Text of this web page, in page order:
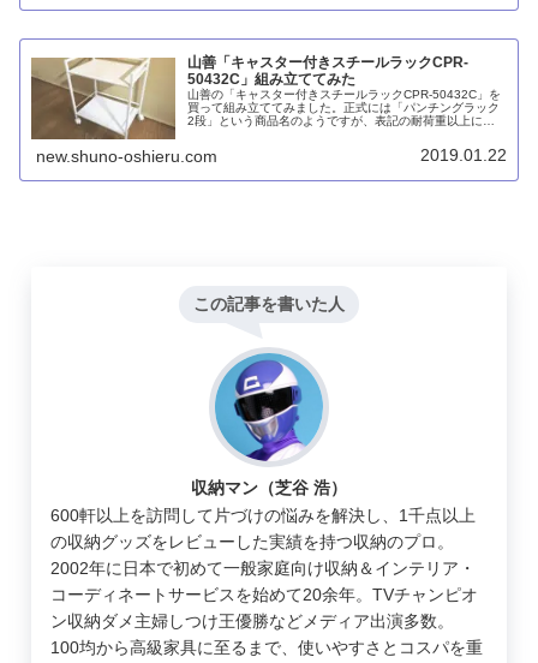
山善「キャスター付きスチールラックCPR-
50432C」組み立ててみた
山善の「キャスター付きスチールラックCPR-50432C」を
買って組み立ててみました。正式には「パンチングラック
2段」という商品名のようですが、表記の耐荷重以上にシ
new.shuno-oshieru.com 2019.01.22
この記事を書いた人
収納マン（芝谷 浩）
600軒以上を訪問して片づけの悩みを解決し、1千点以上
の収納グッズをレビューした実績を持つ収納のプロ。
2002年に日本で初めて一般家庭向け収納＆インテリア・
コーディネートサービスを始めて20余年。TVチャンピオ
ン収納ダメ主婦しつけ王優勝などメディア出演多数。
100均から高級家具に至るまで、使いやすさとコスパを重